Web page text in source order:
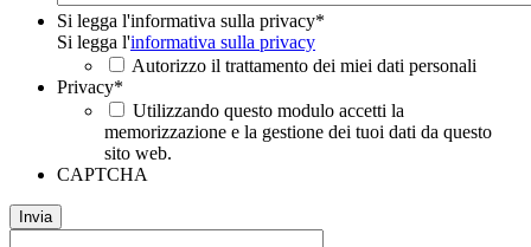
Si legga l'informativa sulla privacy*
Si legga l'informativa sulla privacy
Autorizzo il trattamento dei miei dati personali
Privacy*
Utilizzando questo modulo accetti la
memorizzazione e la gestione dei tuoi dati da questo
sito web.
CAPTCHA